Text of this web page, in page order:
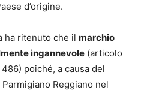
d’origine.
ha ritenuto che il marchio
ingannevole (articolo
poiché, a causa del
Reggiano nel